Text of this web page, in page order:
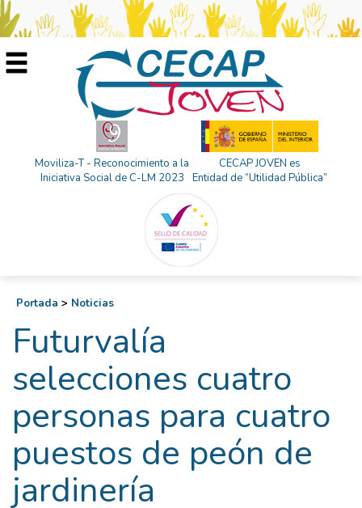
Moviliza-T - Reconocimiento a la
Iniciativa Social de C-LM 2023
CECAP JOVEN es
Entidad de “Utilidad Pública”
Portada > Noticias
Futurvalía
selecciones cuatro
personas para cuatro
puestos de peón de
jardinería